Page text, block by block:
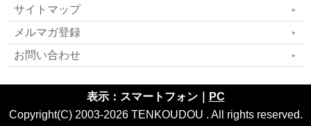
サイトマップ
メルマガ登録
お問い合わせ
表示：スマートフォン｜
PC
Copyright(C) 2003-2026 TENKOUDOU . All rights reserved.